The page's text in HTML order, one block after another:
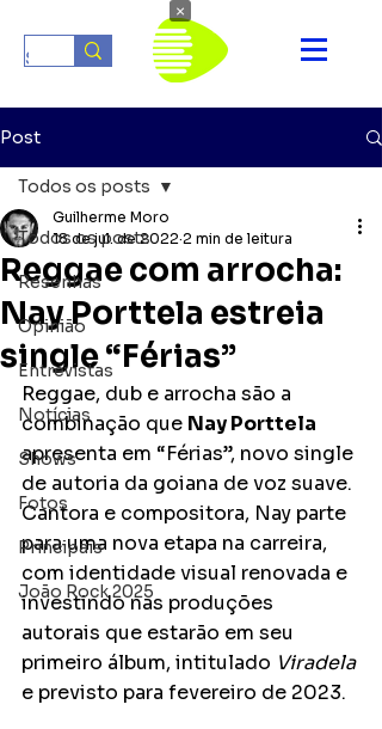
Post
Todos os posts
Resenhas
Opinião
Entrevistas
Notícias
Shows
Fotos
Principais
João Rock 2025
Todos os posts
Reggae com arrocha:
Nay Porttela estreia
single “Férias”
Guilherme Moro
18 de jul. de 2022 2 min de leitura
Reggae, dub e arrocha são a
combinação que Nay Porttela
apresenta em “Férias”, novo single
de autoria da goiana de voz suave.
Cantora e compositora, Nay parte
para uma nova etapa na carreira,
com identidade visual renovada e
investindo nas produções
autorais que estarão em seu
primeiro álbum, intitulado Viradela
e previsto para fevereiro de 2023.
×